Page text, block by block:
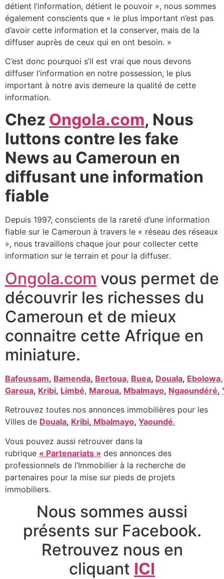
détient l’information, détient le pouvoir », nous sommes
également conscients que « le plus important n’est pas
d’avoir cette information et la conserver, mais de la
diffuser auprès de ceux qui en ont besoin. »
C’est donc pourquoi s’il est vrai que nous devons
diffuser l’information en notre possession, le plus
important à notre avis demeure la qualité de cette
information.
Chez Ongola.com, Nous
luttons contre les fake
News au Cameroun en
diffusant une information
fiable
Depuis 1997, conscients de la rareté d’une information
fiable sur le Cameroun à travers le « réseau des réseaux
», nous travaillons chaque jour pour collecter cette
information sur le terrain et pour la diffuser.
Ongola.com vous permet de
découvrir les richesses du
Cameroun et de mieux
connaitre cette Afrique en
miniature.
Bafoussam, Bamenda, Bertoua, Buea, Douala, Ebolowa,
Garoua, Kribi, Limbé, Maroua, Mbalmayo, Ngaoundéré,
Retrouvez toutes nos annonces immobilières pour les
Villes de Douala, Kribi, Mbalmayo, Yaoundé.
Vous pouvez aussi retrouver dans la
rubrique « Partenariats » des annonces des
professionnels de l’Immobilier à la recherche de
partenaires pour la mise sur pieds de projets
immobiliers.
Nous sommes aussi
présents sur Facebook.
Retrouvez nous en
cliquant ICI